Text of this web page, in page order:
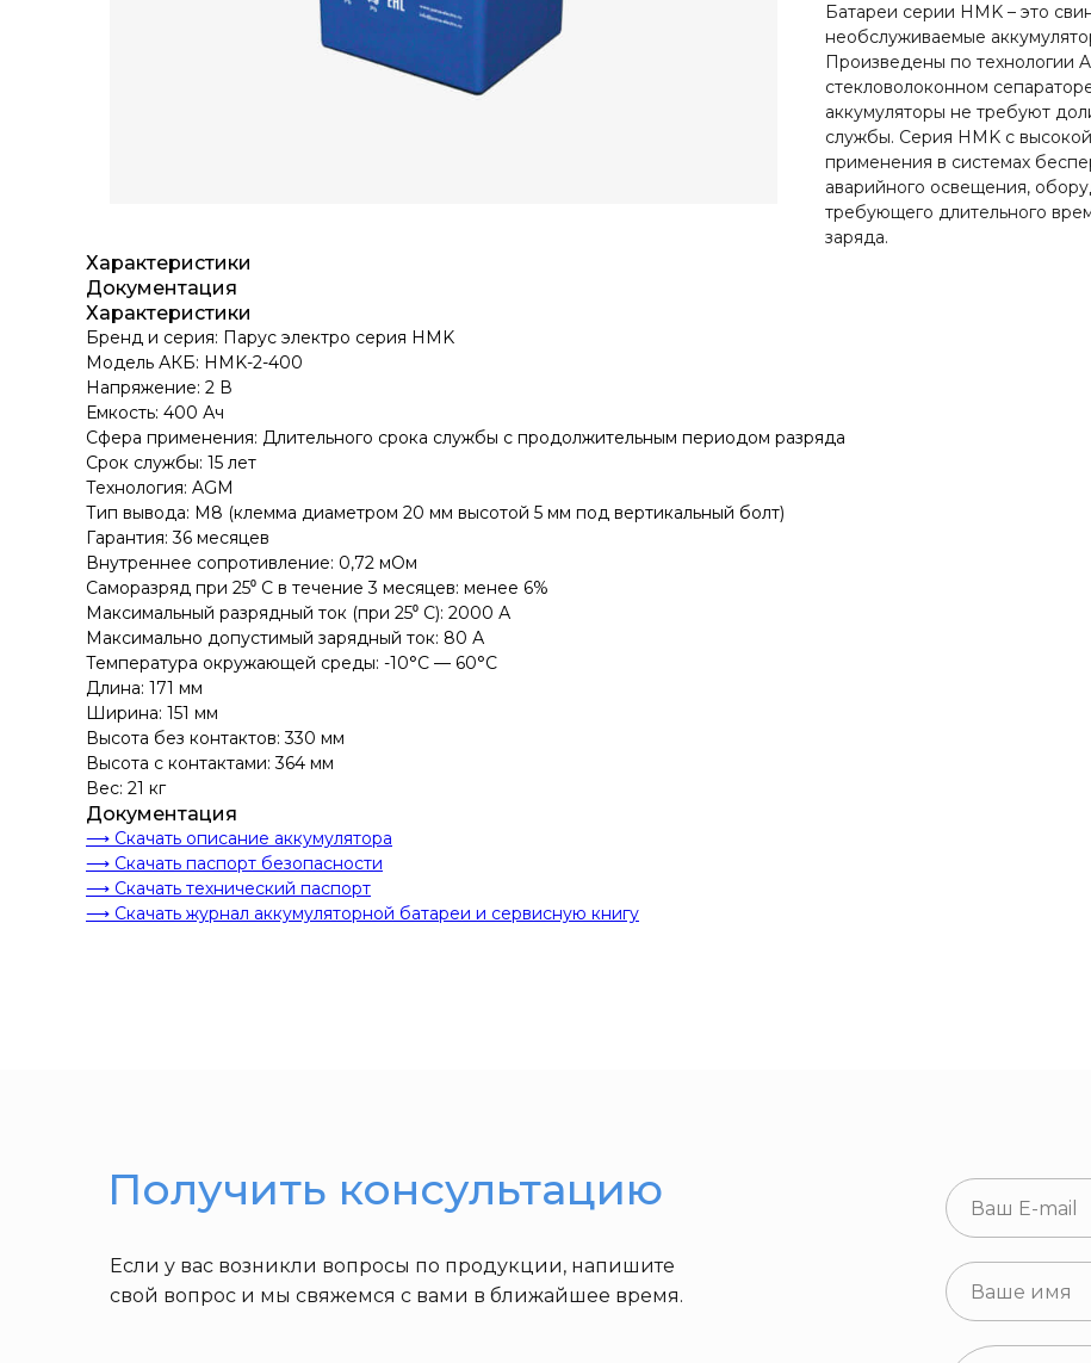
Батареи серии HMK – это
необслуживаемые
Произведены по технологии
стекловолоконном
аккумуляторы не требуют
службы. Серия HMK с
применения в системах
аварийного освещения,
требующего длительного
заряда.
Характеристики
Документация
Характеристики
Бренд и cерия: Парус электро серия HMK
Модель АКБ: HMK-2-400
Напряжение: 2 В
Емкость: 400 Ач
Сфера применения: Длительного срока службы с продолжительным периодом разряда
Срок службы: 15 лет
Технология: AGM
Тип вывода: M8 (клемма диаметром 20 мм высотой 5 мм под вертикальный болт)
Гарантия: 36 месяцев
Внутреннее сопротивление: 0,72 мОм
Саморазряд при 25⁰ С в течение 3 месяцев: менее 6%
Максимальный разрядный ток (при 25⁰ С): 2000 А
Максимально допустимый зарядный ток: 80 А
Температура окружающей среды: -10°C — 60°C
Длина: 171 мм
Ширина: 151 мм
Высота без контактов: 330 мм
Высота с контактами: 364 мм
Вес: 21 кг
Документация
⟶ Скачать описание аккумулятора
⟶ Скачать паспорт безопасности
⟶ Скачать технический паспорт
⟶ Скачать журнал аккумуляторной батареи и сервисную книгу
Если у вас возникли вопросы по продукции, напишите
свой вопрос и мы свяжемся с вами в ближайшее время.
Получить консультацию